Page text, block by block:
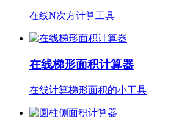
在线N次方计算工具
在线梯形面积计算器
在线计算梯形面积的小工具